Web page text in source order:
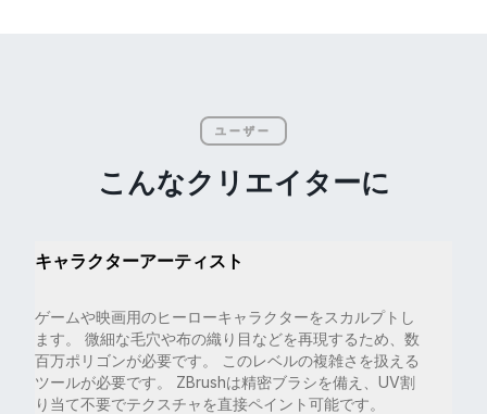
ユーザー
こんなクリエイターに
キャラクターアーティスト
ゲームや映画用のヒーローキャラクターをスカルプトし
ます。 微細な毛穴や布の織り目などを再現するため、数
百万ポリゴンが必要です。 このレベルの複雑さを扱える
ツールが必要です。 ZBrushは精密ブラシを備え、UV割
り当て不要でテクスチャを直接ペイント可能です。